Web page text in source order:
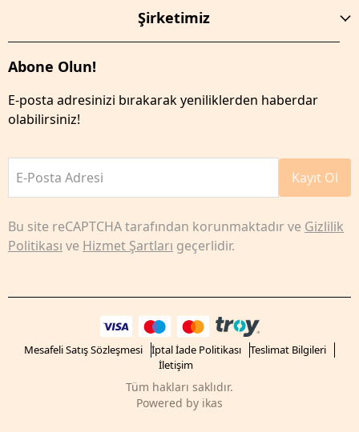
Şirketimiz
Abone Olun!
E-posta adresinizi bırakarak yeniliklerden haberdar
olabilirsiniz!
E-Posta Adresi Kayıt Ol
Bu site reCAPTCHA tarafından korunmaktadır ve Gizlilik
Politikası ve Hizmet Şartları geçerlidir.
Mesafeli Satış Sözleşmesi İptal İade Politikası
Teslimat Bilgileri
İletişim
Tüm hakları saklıdır.
Powered by ikas